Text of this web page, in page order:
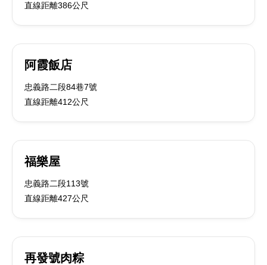
直線距離386公尺
阿霞飯店
忠義路二段84巷7號
直線距離412公尺
福樂屋
忠義路二段113號
直線距離427公尺
再發號肉粽